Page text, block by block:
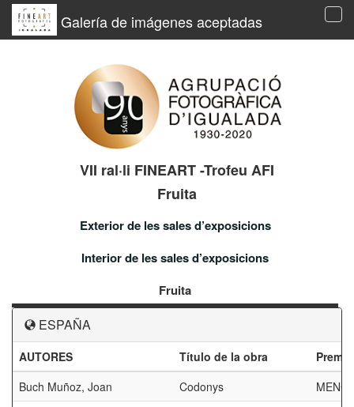
Galería de imágenes aceptadas
VII ral·li FINEART -Trofeu AFI
Fruita
Exterior de les sales d’exposicions
Interior de les sales d’exposicions
Fruita
ESPAÑA
AUTORES Título de la obra
Buch Muñoz, Joan
Codonys